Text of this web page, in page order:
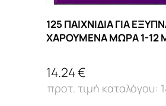
125 ΠΑΙΧΝΙΔΙΑ ΓΙΑ
ΧΑΡΟΥΜΕΝΑ ΜΩΡΑ 1-12
14.24 €